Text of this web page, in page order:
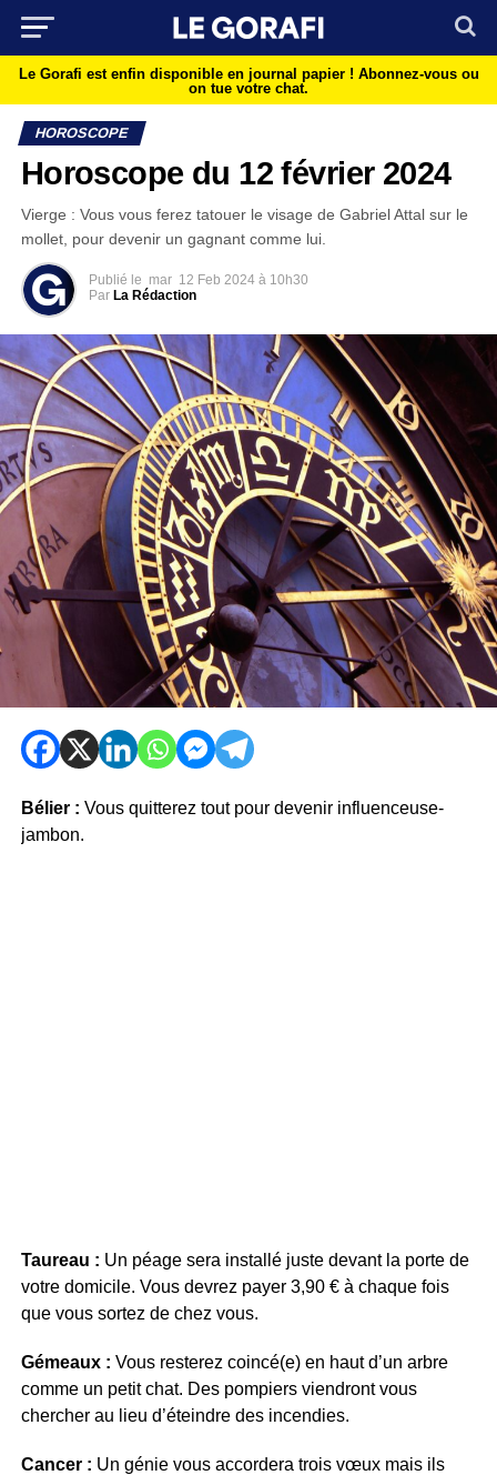
Le Gorafi est enfin disponible en journal papier ! Abonnez-vous ou
on tue votre chat.
HOROSCOPE
Horoscope du 12 février 2024
Vierge : Vous vous ferez tatouer le visage de Gabriel Attal sur le
mollet, pour devenir un gagnant comme lui.
Publié le mar 12 Feb 2024 à 10h30
Par La Rédaction
Bélier : Vous quitterez tout pour devenir influenceuse-
jambon.
Taureau : Un péage sera installé juste devant la porte de
votre domicile. Vous devrez payer 3,90 € à chaque fois
que vous sortez de chez vous.
Gémeaux : Vous resterez coincé(e) en haut d’un arbre
comme un petit chat. Des pompiers viendront vous
chercher au lieu d’éteindre des incendies.
Cancer : Un génie vous accordera trois vœux mais ils